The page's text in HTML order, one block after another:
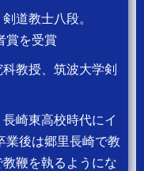
道教士八段。
賞を受賞
教授、筑波大学剣
崎東高校時代にイ
業後は郷里長崎で教
鞭を執るようにな